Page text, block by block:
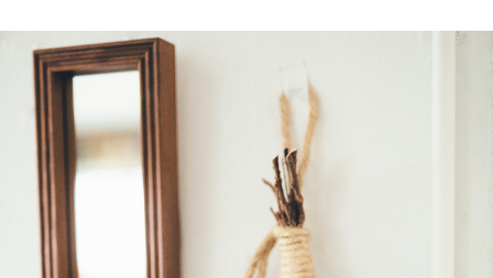
MAGAZINE
2026年9月号「北海道 おいしく遊ぶ、夏のご褒美旅。」
2026年8月号『お茶の時間です。』